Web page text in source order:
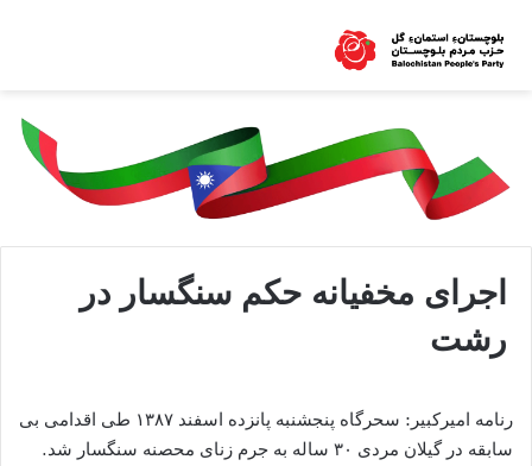
اجرای مخفیانه حکم سنگسار در
رشت
رنامه امیرکبیر: سحرگاه پنجشنبه پانزده اسفند ۱۳۸۷ طی اقدامی بی
سابقه در گیلان مردی ۳۰ ساله به جرم زنای محصنه سنگسار شد.